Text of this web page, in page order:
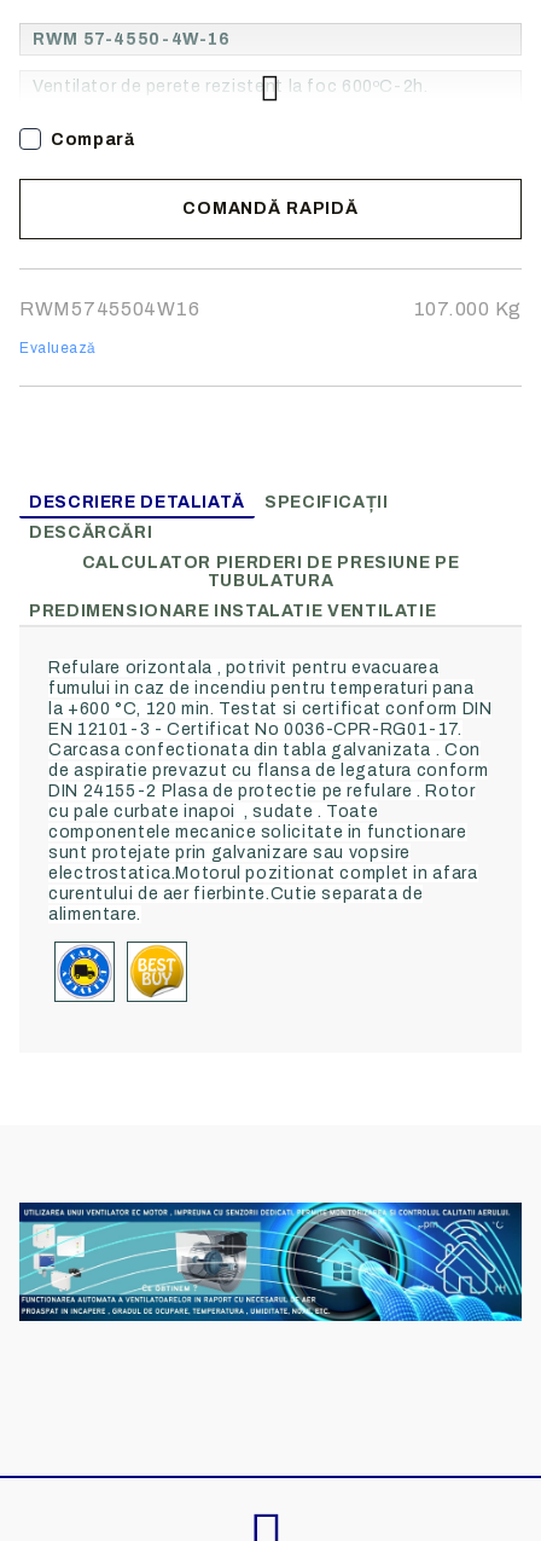
RWM 57-4550-4W-16
Ventilator de perete rezistent la foc 600ºC-2h.
COMANDĂ RAPIDĂ
Noi vă vom contacta pentru finalizarea comenzii.
RWM5745504W16 107.000 Kg
Evaluează
Compară
DESCRIERE DETALIATĂ
SPECIFICAȚII
DESCĂRCĂRI
CALCULATOR PIERDERI DE PRESIUNE PE
TUBULATURA
PREDIMENSIONARE INSTALATIE VENTILATIE
Refulare orizontala , potrivit pentru evacuarea
fumului in caz de incendiu pentru temperaturi pana
la +600 °C, 120 min. Testat si certificat conform DIN
EN 12101-3 - Certificat No 0036-CPR-RG01-17.
Carcasa confectionata din tabla galvanizata . Con
de aspiratie prevazut cu flansa de legatura conform
DIN 24155-2 Plasa de protectie pe refulare . Rotor
cu pale curbate inapoi , sudate . Toate
componentele mecanice solicitate in functionare
sunt protejate prin galvanizare sau vopsire
electrostatica.Motorul pozitionat complet in afara
curentului de aer fierbinte.Cutie separata de
alimentare.